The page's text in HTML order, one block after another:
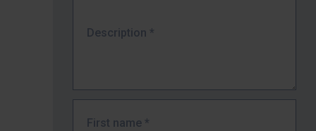
Description *
First name *